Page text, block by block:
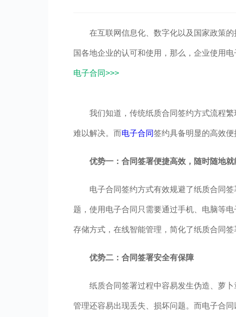
在互联网信息化、数字化以及国家政策
国各地企业的认可和使用，那么，企业使用
电子合同>>>
我们知道，传统纸质合同签约方式流程
难以解决。而电子合同签约具备明显的高效便
优势一：合同签署便捷高效，随时随地就
电子合同签约方式有效规避了纸质合同
题，使用电子合同只需要通过手机、电脑等
存储方式，在线智能管理，简化了纸质合同
优势二：合同签署安全有保障
纸质合同签署过程中容易发生伪造、萝
管理还容易出现丢失、损坏问题。而电子合